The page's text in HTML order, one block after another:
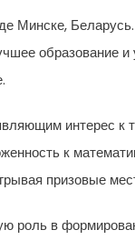
Минске,
образование
интерес к
к
призовые
роль в